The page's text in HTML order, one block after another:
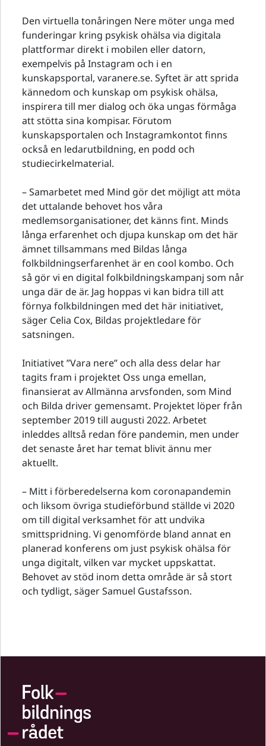
Den virtuella tonåringen Nere möter unga med
funderingar kring psykisk ohälsa via digitala
plattformar direkt i mobilen eller datorn,
exempelvis på Instagram och i en
kunskapsportal, varanere.se. Syftet är att sprida
kännedom och kunskap om psykisk ohälsa,
inspirera till mer dialog och öka ungas förmåga
att stötta sina kompisar. Förutom
kunskapsportalen och Instagramkontot finns
också en ledarutbildning, en podd och
studiecirkelmaterial.
– Samarbetet med Mind gör det möjligt att möta
det uttalande behovet hos våra
medlemsorganisationer, det känns fint. Minds
långa erfarenhet och djupa kunskap om det här
ämnet tillsammans med Bildas långa
folkbildningserfarenhet är en cool kombo. Och
så gör vi en digital folkbildningskampanj som når
unga där de är. Jag hoppas vi kan bidra till att
förnya folkbildningen med det här initiativet,
säger Celia Cox, Bildas projektledare för
satsningen.
Initiativet ”Vara nere” och alla dess delar har
tagits fram i projektet Oss unga emellan,
finansierat av Allmänna arvsfonden, som Mind
och Bilda driver gemensamt. Projektet löper från
september 2019 till augusti 2022. Arbetet
inleddes alltså redan före pandemin, men under
det senaste året har temat blivit ännu mer
aktuellt.
– Mitt i förberedelserna kom coronapandemin
och liksom övriga studieförbund ställde vi 2020
om till digital verksamhet för att undvika
smittspridning. Vi genomförde bland annat en
planerad konferens om just psykisk ohälsa för
unga digitalt, vilken var mycket uppskattat.
Behovet av stöd inom detta område är så stort
och tydligt, säger Samuel Gustafsson.